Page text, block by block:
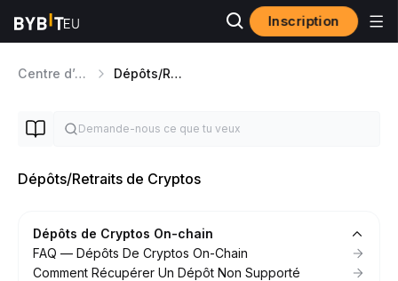
Inscription
Centre d’aide Dépôts/Retraits de Cryptos
Dépôts/Retraits de Cryptos
Dépôts de Cryptos On-chain
FAQ — Dépôts De Cryptos On-Chain
Comment Récupérer Un Dépôt Non Supporté